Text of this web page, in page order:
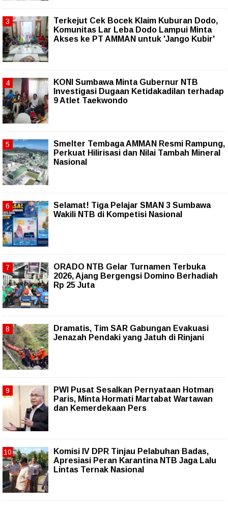
Terkejut Cek Bocek Klaim Kuburan Dodo,
Komunitas Lar Leba Dodo Lampui Minta
Akses ke PT AMMAN untuk 'Jango Kubir'
KONI Sumbawa Minta Gubernur NTB
Investigasi Dugaan Ketidakadilan terhadap
9 Atlet Taekwondo
Smelter Tembaga AMMAN Resmi Rampung,
Perkuat Hilirisasi dan Nilai Tambah Mineral
Nasional
Selamat! Tiga Pelajar SMAN 3 Sumbawa
Wakili NTB di Kompetisi Nasional
ORADO NTB Gelar Turnamen Terbuka
2026, Ajang Bergengsi Domino Berhadiah
Rp 25 Juta
Dramatis, Tim SAR Gabungan Evakuasi
Jenazah Pendaki yang Jatuh di Rinjani
PWI Pusat Sesalkan Pernyataan Hotman
Paris, Minta Hormati Martabat Wartawan
dan Kemerdekaan Pers
Komisi IV DPR Tinjau Pelabuhan Badas,
Apresiasi Peran Karantina NTB Jaga Lalu
Lintas Ternak Nasional